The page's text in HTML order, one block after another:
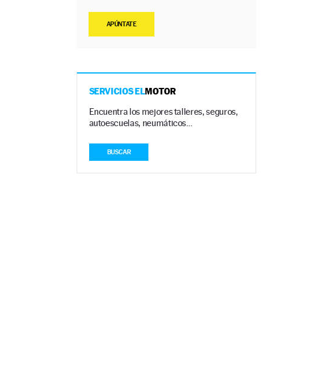
APÚNTATE
SERVICIOS ELMOTOR
Encuentra los mejores talleres, seguros,
autoescuelas, neumáticos…
BUSCAR